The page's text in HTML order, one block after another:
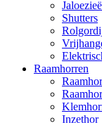
Shutters
Raamhorren
Inzethor